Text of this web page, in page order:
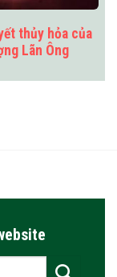
thủy hỏa của
Lãn Ông